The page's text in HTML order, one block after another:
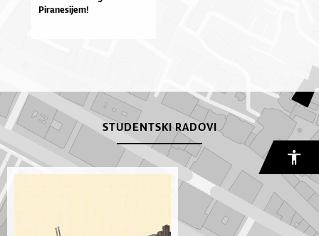
Piranesijem!
STUDENTSKI RADOVI